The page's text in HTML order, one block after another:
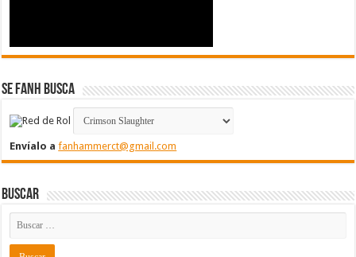
Se FanH Busca
Envíalo afanhammerct@gmail.com
Buscar